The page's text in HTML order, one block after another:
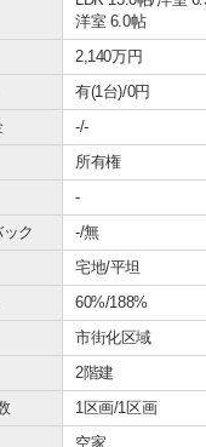
洋室 6.0帖
2,140万円
有(1台)/0円
-/-
所有権
-
ク
-/無
宅地/平坦
60%/188%
市街化区域
2階建
1区画/1区画
空家